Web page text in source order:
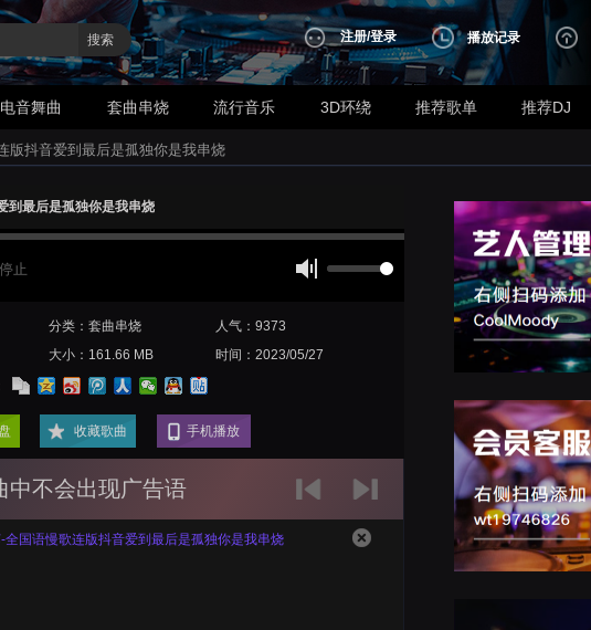
搜索 注册/登录 播放记录
音舞曲 套曲串烧 流行音乐 3D环绕 推荐歌单 推荐DJ
版抖音爱到最后是孤独你是我串烧
到最后是孤独你是我串烧
止
分类：套曲串烧
人气：9373
大小：161.66 MB
时间：2023/05/27
收藏歌曲 手机播放
中不会出现广告语
全国语慢歌连版抖音爱到最后是孤独你是我串烧